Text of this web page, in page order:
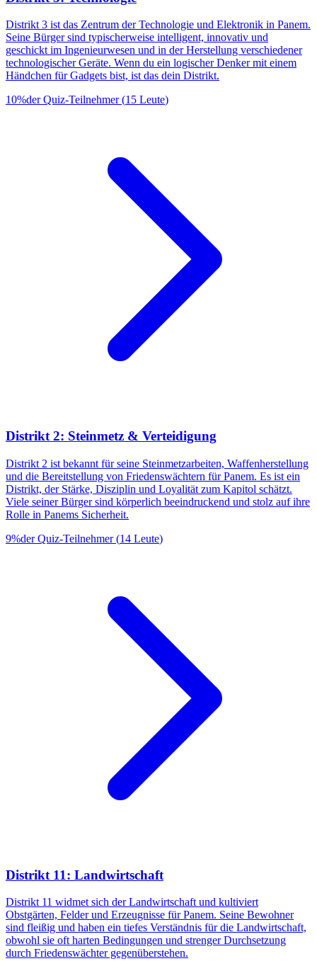
Distrikt 3 ist das Zentrum der Technologie und Elektronik in Panem.
Seine Bürger sind typischerweise intelligent, innovativ und
geschickt im Ingenieurwesen und in der Herstellung verschiedener
technologischer Geräte. Wenn du ein logischer Denker mit einem
Händchen für Gadgets bist, ist das dein Distrikt.
10%der Quiz-Teilnehmer(15 Leute)
Distrikt 2: Steinmetz & Verteidigung
Distrikt 2 ist bekannt für seine Steinmetzarbeiten, Waffenherstellung
und die Bereitstellung von Friedenswächtern für Panem. Es ist ein
Distrikt, der Stärke, Disziplin und Loyalität zum Kapitol schätzt.
Viele seiner Bürger sind körperlich beeindruckend und stolz auf ihre
Rolle in Panems Sicherheit.
9%der Quiz-Teilnehmer(14 Leute)
Distrikt 11: Landwirtschaft
Distrikt 11 widmet sich der Landwirtschaft und kultiviert
Obstgärten, Felder und Erzeugnisse für Panem. Seine Bewohner
sind fleißig und haben ein tiefes Verständnis für die Landwirtschaft,
obwohl sie oft harten Bedingungen und strenger Durchsetzung
durch Friedenswächter gegenüberstehen.